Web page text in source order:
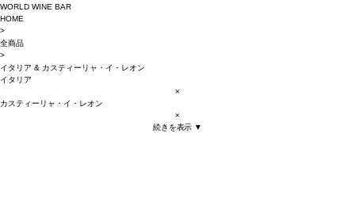
WORLD WINE BAR
HOME
>
全商品
>
イタリア & カスティーリャ・イ・レオン
イタリア
×
カスティーリャ・イ・レオン
×
続きを表示 ▼